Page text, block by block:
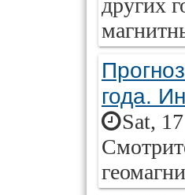
других
года.
Sat,